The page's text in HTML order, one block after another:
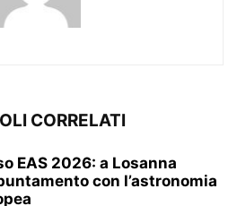
CORRELATI
EAS 2026: a Losanna
con l’astronomia